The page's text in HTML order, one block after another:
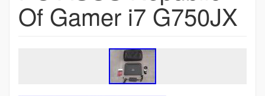
Of Gamer i7 G750JX